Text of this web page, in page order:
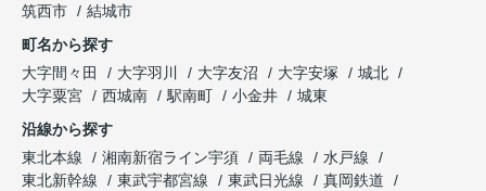
筑西市
結城市
町名から探す
大字間々田
大字羽川 大字友沼 大字安塚
城北
大字粟宮
西城南 駅南町 小金井
城東
沿線から探す
東北本線
湘南新宿ライン宇須 両毛線
水戸線
東北新幹線
東武宇都宮線 東武日光線
真岡鉄道